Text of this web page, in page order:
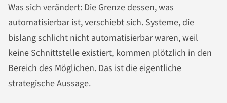
Was sich verändert: Die Grenze dessen, was
automatisierbar ist, verschiebt sich. Systeme, die
bislang schlicht nicht automatisierbar waren, weil
keine Schnittstelle existiert, kommen plötzlich in den
Bereich des Möglichen. Das ist die eigentliche
strategische Aussage.